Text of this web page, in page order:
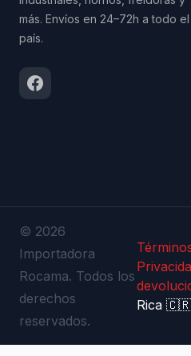
más. Envíos en 24–72h a todo el
país.
© 2026
Importadora
Rocama. Todos los
derechos
reservados.
Rica 🇨🇷